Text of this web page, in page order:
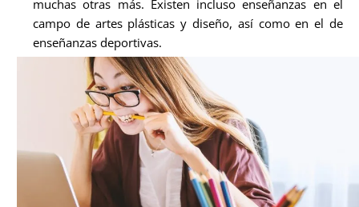
muchas otras más. Existen incluso enseñanzas en el
campo de artes plásticas y diseño, así como en el de
enseñanzas deportivas.